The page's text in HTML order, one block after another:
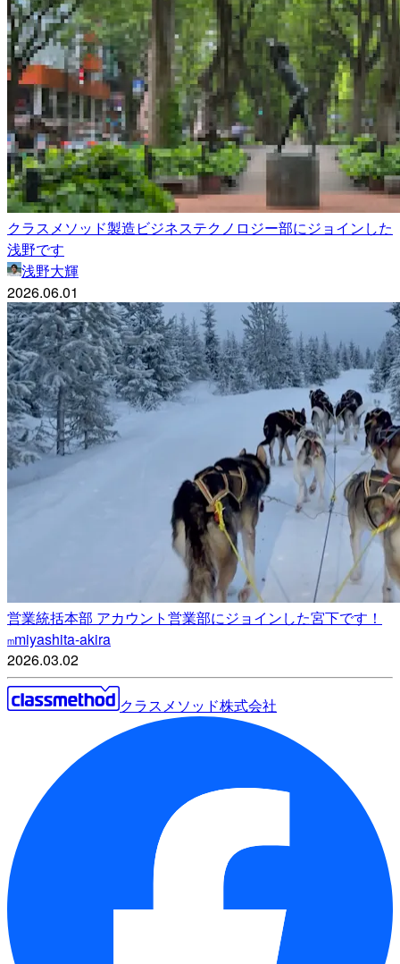
クラスメソッド製造ビジネステクノロジー部にジョインした
浅野です
浅野大輝
2026.06.01
営業統括本部 アカウント営業部にジョインした宮下です！
mmiyashita-akira
2026.03.02
クラスメソッド株式会社